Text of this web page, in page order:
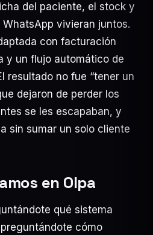
del paciente, el stock y
WhatsApp vivieran juntos.
con facturación
y un flujo automático de
resultado no fue “tener un
dejaron de perder los
se les escapaban, y
sin sumar un solo cliente
en Olpa
qué sistema
cómo